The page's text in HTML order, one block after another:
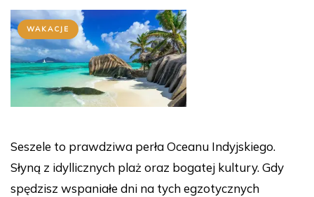
WAKACJE
Seszele to prawdziwa perła Oceanu Indyjskiego.
Słyną z idyllicznych plaż oraz bogatej kultury. Gdy
spędzisz wspaniałe dni na tych egzotycznych